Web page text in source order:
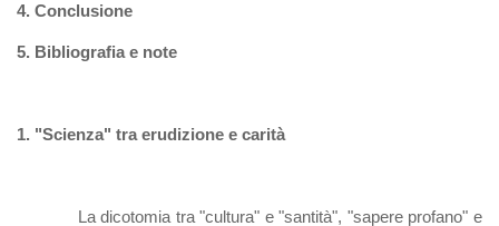
4. Conclusione
5. Bibliografia e note
1. "Scienza" tra erudizione e carità
La dicotomia tra "cultura" e "santità", "sapere profano" e